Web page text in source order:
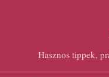
Hasznos tippek,